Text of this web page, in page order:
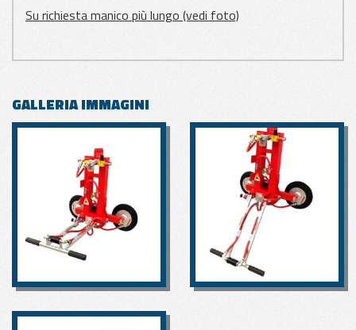
Su richiesta manico più lungo (vedi foto)
GALLERIA IMMAGINI